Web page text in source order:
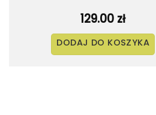
129.00 zł
DODAJ DO KOSZYKA